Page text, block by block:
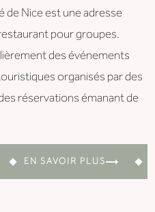
de Nice est une adresse
pour groupes.
des événements
organisés par des
réservations émanant de
EN SAVOIR PLUS